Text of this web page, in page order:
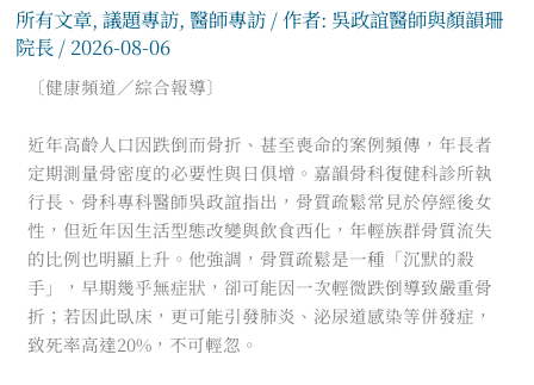
所有文章, 議題專訪, 醫師專訪/ 作者: 吳政誼醫師與顏韻珊
院長 / 2026-08-06
〔健康頻道／綜合報導〕
近年高齡人口因跌倒而骨折、甚至喪命的案例頻傳，年長者
定期測量骨密度的必要性與日俱增。嘉韻骨科復健科診所執
行長、骨科專科醫師吳政誼指出，骨質疏鬆常見於停經後女
性，但近年因生活型態改變與飲食西化，年輕族群骨質流失
的比例也明顯上升。他強調，骨質疏鬆是一種「沉默的殺
手」，早期幾乎無症狀，卻可能因一次輕微跌倒導致嚴重骨
折；若因此臥床，更可能引發肺炎、泌尿道感染等併發症，
致死率高達20%，不可輕忽。